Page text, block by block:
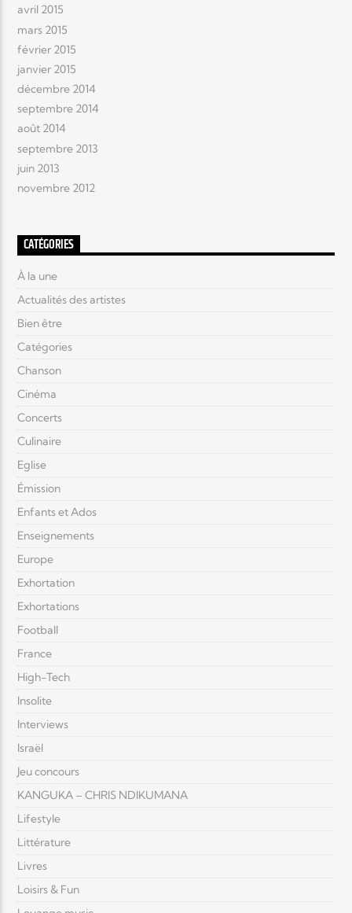
avril 2015
mars 2015
février 2015
janvier 2015
décembre 2014
septembre 2014
août 2014
septembre 2013
juin 2013
novembre 2012
CATÉGORIES
À la une
Actualités des artistes
Bien être
Catégories
Chanson
Cinéma
Concerts
Culinaire
Eglise
Émission
Enfants et Ados
Enseignements
Europe
Exhortation
Exhortations
Football
France
High-Tech
Insolite
Interviews
Israël
Jeu concours
KANGUKA – CHRIS NDIKUMANA
Lifestyle
Littérature
Livres
Loisirs & Fun